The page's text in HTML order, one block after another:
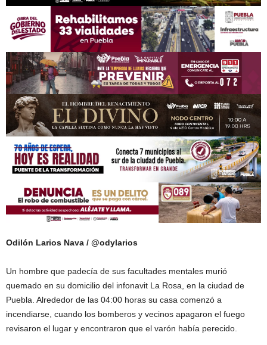
Odilón Larios Nava / @odylarios
Un hombre que padecía de sus facultades mentales murió
quemado en su domicilio del infonavit La Rosa, en la ciudad de
Puebla. Alrededor de las 04:00 horas su casa comenzó a
incendiarse, cuando los bomberos y vecinos apagaron el fuego
revisaron el lugar y encontraron que el varón había perecido.